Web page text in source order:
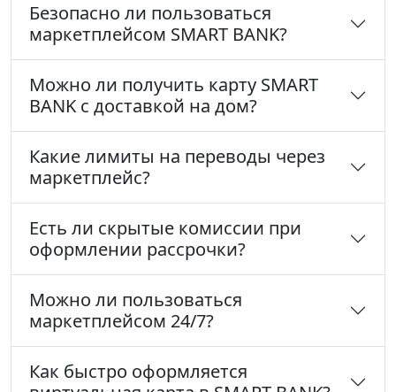
Безопасно ли пользоваться
маркетплейсом SMART BANK?
Можно ли получить карту SMART
BANK с доставкой на дом?
Какие лимиты на переводы через
маркетплейс?
Есть ли скрытые комиссии при
оформлении рассрочки?
Можно ли пользоваться
маркетплейсом 24/7?
Как быстро оформляется